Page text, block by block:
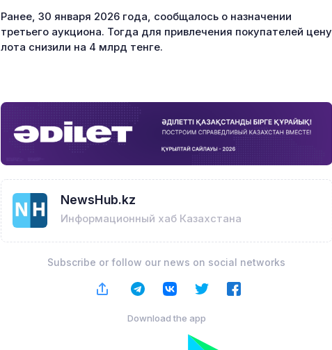
Ранее, 30 января 2026 года, сообщалось о назначении
третьего аукциона. Тогда для привлечения покупателей цену
лота снизили на 4 млрд тенге.
NewsHub.kz
Информационный хаб Казахстана
Subscribe or follow our news on social networks
Download the app